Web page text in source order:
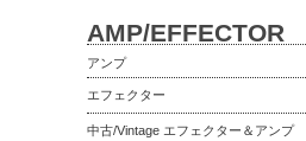
AMP/EFFECTOR
アンプ
エフェクター
中古/Vintage エフェクター＆アンプ